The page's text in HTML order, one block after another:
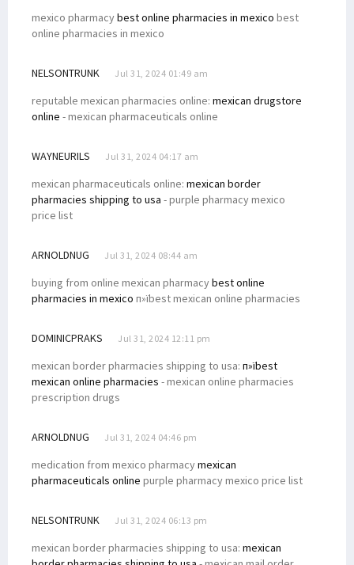
mexico pharmacybest online pharmacies in mexico best
online pharmacies in mexico
NELSONTRUNK Jul 31, 2024 01:49 am
reputable mexican pharmacies online: mexican drugstore
online - mexican pharmaceuticals online
WAYNEURILS Jul 31, 2024 04:17 am
mexican pharmaceuticals online: mexican border
pharmacies shipping to usa - purple pharmacy mexico
price list
ARNOLDNUG Jul 31, 2024 08:44 am
buying from online mexican pharmacybest online
pharmacies in mexico п»їbest mexican online pharmacies
DOMINICPRAKS Jul 31, 2024 12:11 pm
mexican border pharmacies shipping to usa: п»їbest
mexican online pharmacies - mexican online pharmacies
prescription drugs
ARNOLDNUG Jul 31, 2024 04:46 pm
medication from mexico pharmacymexican
pharmaceuticals online purple pharmacy mexico price list
NELSONTRUNK Jul 31, 2024 06:13 pm
mexican border pharmacies shipping to usa: mexican